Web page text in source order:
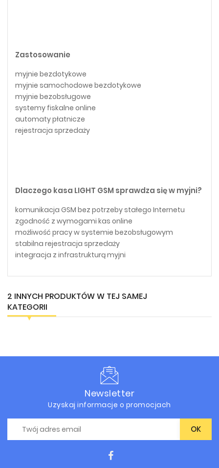
Zastosowanie
myjnie bezdotykowe
myjnie samochodowe bezdotykowe
myjnie bezobsługowe
systemy fiskalne online
automaty płatnicze
rejestracja sprzedaży
Dlaczego kasa LIGHT GSM sprawdza się w myjni?
komunikacja GSM bez potrzeby stałego Internetu
zgodność z wymogami kas online
możliwość pracy w systemie bezobsługowym
stabilna rejestracja sprzedaży
integracja z infrastrukturą myjni
2 INNYCH PRODUKTÓW W TEJ SAMEJ
KATEGORII
Newsletter
Uzyskaj informacje o promocjach